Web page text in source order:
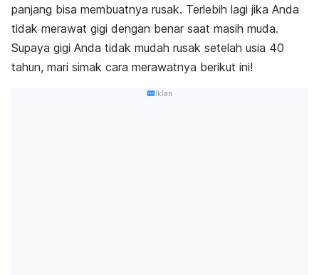
panjang bisa membuatnya rusak. Terlebih lagi jika Anda
tidak merawat gigi dengan benar saat masih muda.
Supaya gigi Anda tidak mudah rusak setelah usia 40
tahun, mari simak cara merawatnya berikut ini!
Iklan